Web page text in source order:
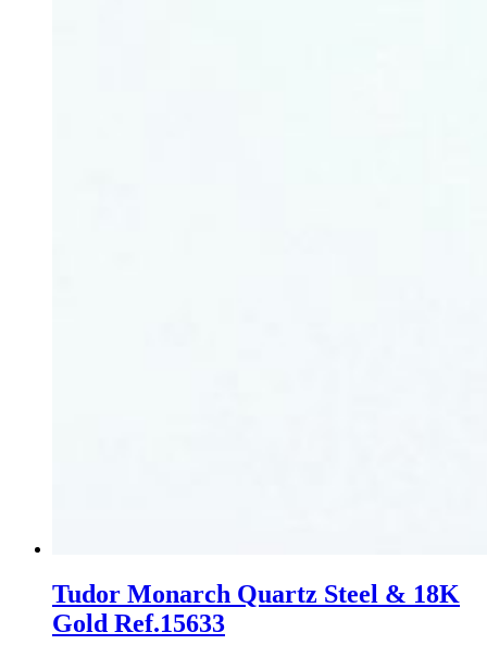
Tudor Monarch Quartz Steel & 18K
Gold Ref.15633